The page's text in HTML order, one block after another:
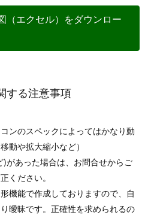
（エクセル）をダウンロー
する注意事項
ンのスペックによってはかなり動
動や拡大縮小など）
があった場合は、お問合せからご
ください。
機能で作成しておりますので、自
曖昧です。正確性を求められるの